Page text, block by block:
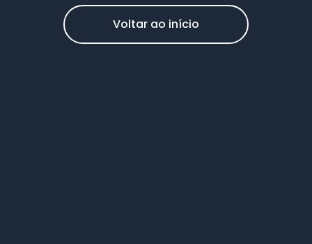
Voltar ao início